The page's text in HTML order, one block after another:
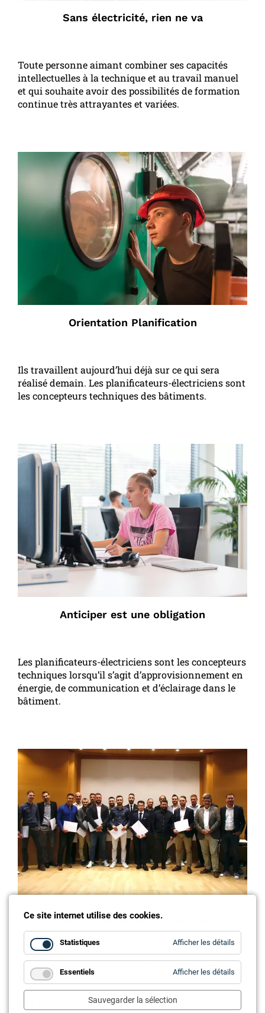
Sans électricité, rien ne va
Toute personne aimant combiner ses capacités
intellectuelles à la technique et au travail manuel
et qui souhaite avoir des possibilités de formation
continue très attrayantes et variées.
Orientation Planification
Ils travaillent aujourd’hui déjà sur ce qui sera
réalisé demain. Les planificateurs-électriciens sont
les concepteurs techniques des bâtiments.
Anticiper est une obligation
Les planificateurs-électriciens sont les concepteurs
techniques lorsqu’il s’agit d’approvisionnement en
énergie, de communication et d’éclairage dans le
bâtiment.
Forsiel récompense ses lauréats
La cérémonie de Promotions Forsiel (Formation
Romande Supérieure des Installateurs
ÉLectriciens), a eu lieu au Centre Patronal de
Paudex, lundi 11 novembre devant une assistance
Ce site internet utilise des cookies.
Statistiques Afficher les détails
Essentiels Afficher les détails
Sauvegarder la sélection